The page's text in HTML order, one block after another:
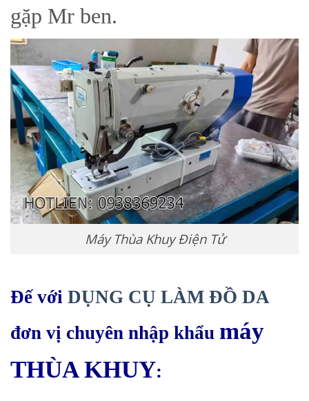
gặp Mr ben.
Máy Thùa Khuy Điện Tử
Đế với DỤNG CỤ LÀM ĐỒ DA
đơn vị chuyên nhập khẩu máy
THÙA KHUY: